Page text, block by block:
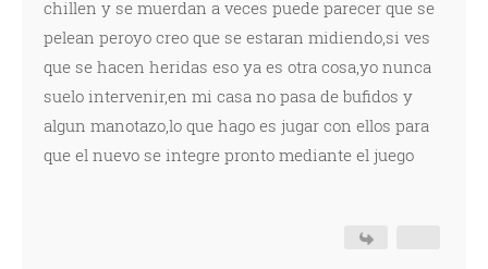
chillen y se muerdan a veces puede parecer que se
pelean peroyo creo que se estaran midiendo,si ves
que se hacen heridas eso ya es otra cosa,yo nunca
suelo intervenir,en mi casa no pasa de bufidos y
algun manotazo,lo que hago es jugar con ellos para
que el nuevo se integre pronto mediante el juego